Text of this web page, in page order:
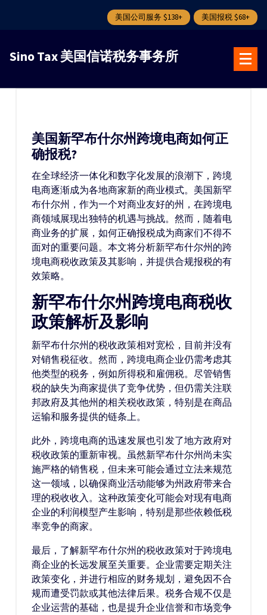
美国公司服务 $138+ 美国报税 $68+
Sino Tax 美国信诺税务事务所
美国新罕布什尔州跨境电商如何正
确报税?
在全球经济一体化和数字化发展的浪潮下，跨境
电商逐渐成为各地商家新的商业模式。美国新罕
布什尔州，作为一个对商业友好的州，在跨境电
商领域展现出独特的机遇与挑战。然而，随着电
商业务的扩展，如何正确报税成为商家们不得不
面对的重要问题。本文将分析新罕布什尔州的跨
境电商税收政策及其影响，并提供合规报税的有
效策略。
新罕布什尔州跨境电商税收
政策解析及影响
新罕布什尔州的税收政策相对宽松，目前并没有
对销售税征收。然而，跨境电商企业仍需考虑其
他类型的税务，例如所得税和雇佣税。尽管销售
税的缺失为商家提供了竞争优势，但仍需关注联
邦政府及其他州的相关税收政策，特别是在商品
运输和服务提供的链条上。
此外，跨境电商的迅速发展也引发了地方政府对
税收政策的重新审视。虽然新罕布什尔州尚未实
施严格的销售税，但未来可能会通过立法来规范
这一领域，以确保商业活动能够为州政府带来合
理的税收收入。这种政策变化可能会对现有电商
企业的利润模型产生影响，特别是那些依赖低税
率竞争的商家。
最后，了解新罕布什尔州的税收政策对于跨境电
商企业的长远发展至关重要。企业需要定期关注
政策变化，并进行相应的财务规划，避免因不合
规而遭受罚款或其他法律后果。税务合规不仅是
企业运营的基础，也是提升企业信誉和市场竞争